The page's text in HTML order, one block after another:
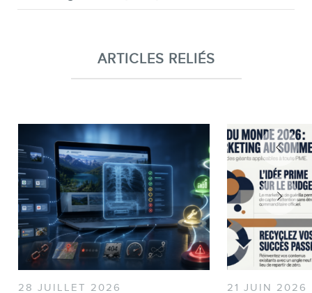
ARTICLES RELIÉS
28 JUILLET 2026 21 JUIN 2026